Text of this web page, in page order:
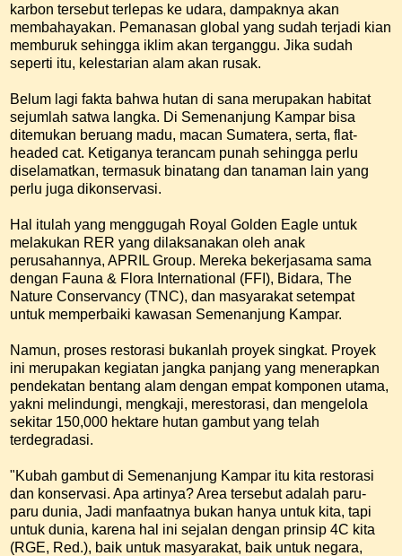
karbon tersebut terlepas ke udara, dampaknya akan
membahayakan. Pemanasan global yang sudah terjadi kian
memburuk sehingga iklim akan terganggu. Jika sudah
seperti itu, kelestarian alam akan rusak.
Belum lagi fakta bahwa hutan di sana merupakan habitat
sejumlah satwa langka. Di Semenanjung Kampar bisa
ditemukan beruang madu, macan Sumatera, serta, flat-
headed cat. Ketiganya terancam punah sehingga perlu
diselamatkan, termasuk binatang dan tanaman lain yang
perlu juga dikonservasi.
Hal itulah yang menggugah Royal Golden Eagle untuk
melakukan RER yang dilaksanakan oleh anak
perusahannya, APRIL Group. Mereka bekerjasama sama
dengan Fauna & Flora International (FFI), Bidara, The
Nature Conservancy (TNC), dan masyarakat setempat
untuk memperbaiki kawasan Semenanjung Kampar.
Namun, proses restorasi bukanlah proyek singkat. Proyek
ini merupakan kegiatan jangka panjang yang menerapkan
pendekatan bentang alam dengan empat komponen utama,
yakni melindungi, mengkaji, merestorasi, dan mengelola
sekitar 150,000 hektare hutan gambut yang telah
terdegradasi.
"Kubah gambut di Semenanjung Kampar itu kita restorasi
dan konservasi. Apa artinya? Area tersebut adalah paru-
paru dunia, Jadi manfaatnya bukan hanya untuk kita, tapi
untuk dunia, karena hal ini sejalan dengan prinsip 4C kita
(RGE, Red.), baik untuk masyarakat, baik untuk negara,